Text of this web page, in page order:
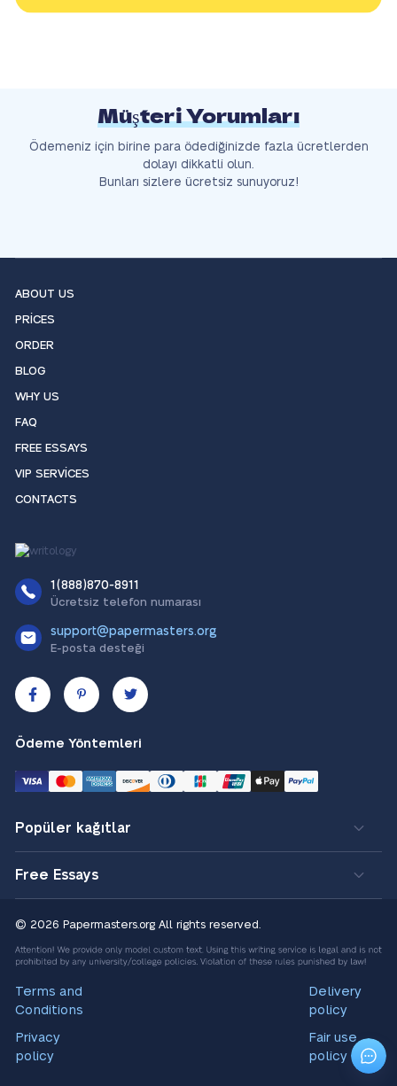
Müşteri Yorumları
Ödemeniz için birine para ödediğinizde fazla ücretlerden
dolayı dikkatli olun.
Bunları sizlere ücretsiz sunuyoruz!
ABOUT US
PRICES
ORDER
BLOG
WHY US
FAQ
FREE ESSAYS
VIP SERVICES
CONTACTS
1(888)870-8911
Ücretsiz telefon numarası
support@papermasters.org
E-posta desteği
Ödeme Yöntemleri
Popüler kağıtlar
Free Essays
© 2026 Papermasters.org All rights reserved.
Terms and
Conditions
Privacy
policy
Delivery
policy
Fair use
policy